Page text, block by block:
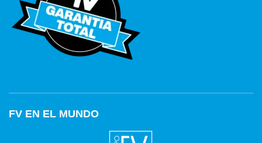
FV EN EL MUNDO